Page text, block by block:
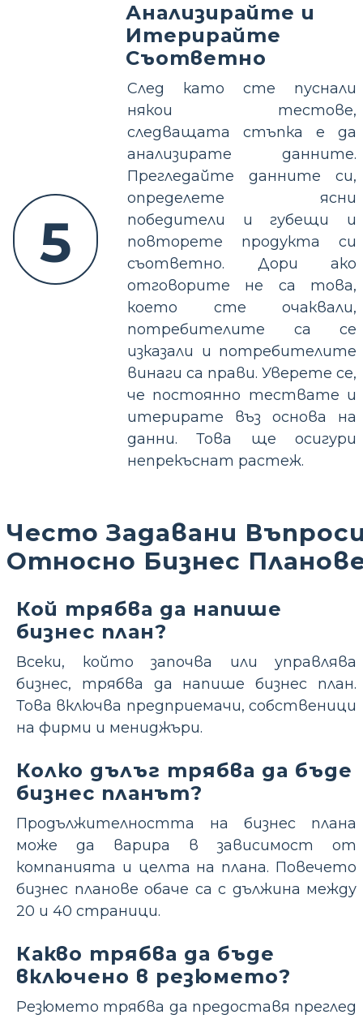
5
Анализирайте и
Итерирайте
Съответно
След като сте пуснали
някои тестове,
следващата стъпка е да
анализирате данните.
Прегледайте данните си,
определете ясни
победители и губещи и
повторете продукта си
съответно. Дори ако
отговорите не са това,
което сте очаквали,
потребителите са се
изказали и потребителите
винаги са прави. Уверете се,
че постоянно тествате и
итерирате въз основа на
данни. Това ще осигури
непрекъснат растеж.
Често Задавани
Относно Бизнес
Кой трябва да напише
бизнес план?
Всеки, който започва или управлява
бизнес, трябва да напише бизнес план.
Това включва предприемачи, собственици
на фирми и мениджъри.
Колко дълъг трябва да бъде
бизнес планът?
Продължителността на бизнес плана
може да варира в зависимост от
компанията и целта на плана. Повечето
бизнес планове обаче са с дължина между
20 и 40 страници.
Какво трябва да бъде
включено в резюмето?
Резюмето трябва да предоставя преглед